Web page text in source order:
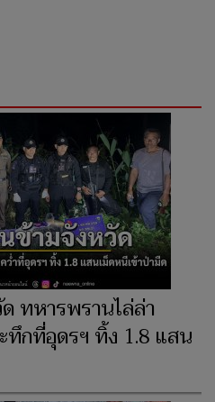
ทหารพรานไล่ล่า
ทึกที่อุดรฯ ทิ้ง 1.8 แสน